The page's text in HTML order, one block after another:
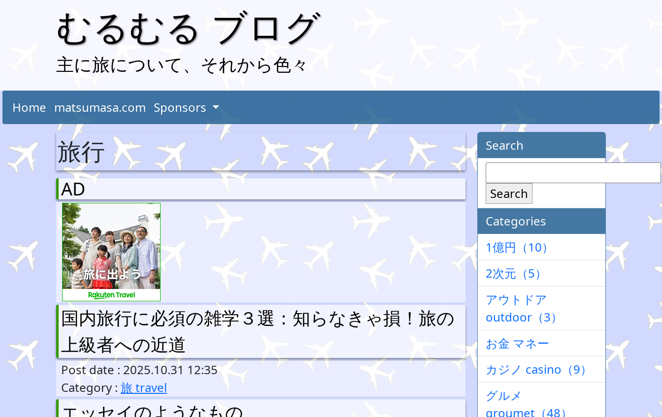
むるむる ブログ
主に旅について、それから色々
Home matsumasa.com Sponsors
旅行
AD
国内旅行に必須の雑学３選：知らなきゃ損！旅の
上級者への近道
Post date : 2025.10.31 12:35
Category : 旅 travel
Search
Search
Categories
1億円（10）
2次元（5）
アウトドア
outdoor（3）
お金 マネー
カジノ casino（9）
グルメ
groumet（48）